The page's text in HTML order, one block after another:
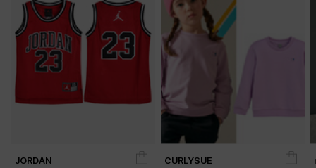
JORDAN
CURLYSUE